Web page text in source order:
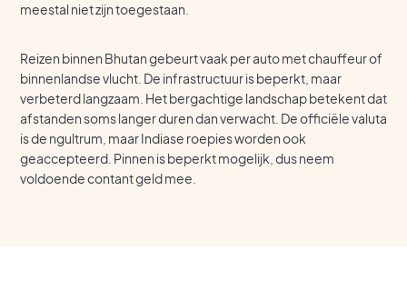
meestal niet zijn toegestaan.
Reizen binnen Bhutan gebeurt vaak per auto met chauffeur of
binnenlandse vlucht. De infrastructuur is beperkt, maar
verbeterd langzaam. Het bergachtige landschap betekent dat
afstanden soms langer duren dan verwacht. De officiële valuta
is de ngultrum, maar Indiase roepies worden ook
geaccepteerd. Pinnen is beperkt mogelijk, dus neem
voldoende contant geld mee.